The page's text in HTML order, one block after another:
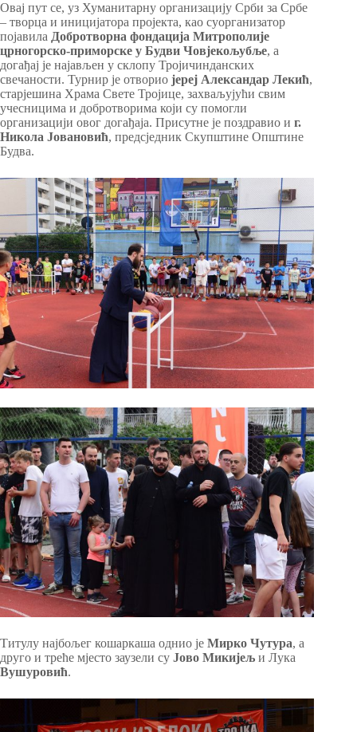
Овај пут се, уз Хуманитарну организацију Срби за Србе
– творца и иницијатора пројекта, као суорганизатор
појавила Добротворна фондација Митрополије
црногорско-приморске у Будви Човјекољубље, а
догађај је најављен у склопу Тројичинданских
свечаности. Турнир је отворио јереј Александар Лекић,
старјешина Храма Свете Тројице, захваљујући свим
учесницима и добротворима који су помогли
организацији овог догађаја. Присутне је поздравио и г.
Никола Јовановић, предсједник Скупштине Општине
Будва.
Титулу најбољег кошаркаша однио је Мирко Чутура, а
друго и треће мјесто заузели су Јово Микијељ и Лука
Вушуровић.